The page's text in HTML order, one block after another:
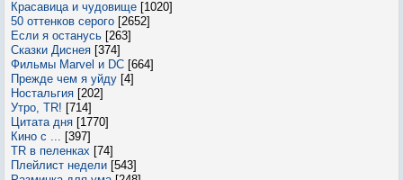
Красавица и чудовище [1020]
50 оттенков серого [2652]
Если я останусь [263]
Сказки Диснея [374]
Фильмы Marvel и DC [664]
Прежде чем я уйду [4]
Ностальгия [202]
Утро, TR! [714]
Цитата дня [1770]
Кино с ... [397]
TR в пеленках [74]
Плейлист недели [543]